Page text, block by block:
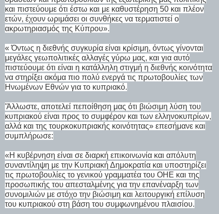
και πιστεύουμε ότι έστω και με καθυστέρηση 50 και πλέον
ετών, έχουν ωριμάσει οι συνθήκες να τερματιστεί ο
ακρωτηριασμός της Κύπρου».
« Όντως η διεθνής συγκυρία είναι κρίσιμη, όντως γίνονται
μεγάλες γεωπολιτικές αλλαγές γύρω μας, και για αυτό
πιστεύουμε ότι είναι η κατάλληλη στιγμή η διεθνής κοινότητα
να στηρίξει ακόμα πιο πολύ ενεργά τις πρωτοβουλίες των
Ηνωμένων Εθνών για το κυπριακό.
'Άλλωστε, αποτελεί πεποίθηση μας ότι βιώσιμη λύση του
κυπριακού είναι προς το συμφέρον και των ελληνοκυπρίων,
αλλά και της τουρκοκυπριακής κοινότητας» επεσήμανε και
συμπλήρωσε:
«Η κυβέρνηση είναι σε διαρκή επικοινωνία και απόλυτη
συναντίληψη με την Κυπριακή Δημοκρατία και υποστηρίζει
τις πρωτοβουλίες το γενικού γραμματέα του ΟΗΕ και της
προσωπικής του απεσταλμένης για την επανέναρξη των
συνομιλιών με στόχο την βιώσιμη και λειτουργική επίλυση
του κυπριακού στη βάση του συμφωνημένου πλαισίου.